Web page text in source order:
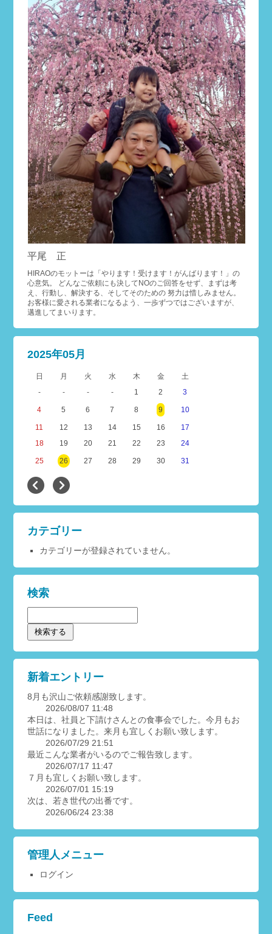
平尾 正
HIRAOのモットーは「やります！受けます！がんばります！」の
心意気。 どんなご依頼にも決してNOのご回答をせず、まずは考
え、行動し、解決する、そしてそのための 努力は惜しみません。
お客様に愛される業者になるよう、一歩ずつではございますが、
邁進してまいります。
2025年05月
日 月 火 水 木 金
土
-
- - - 1 2 3
4 5 6 7 8 9 10
11 12 13 14 15 16
17
18
19 20 21 22 23 24
25 26 27 28 29 30 31
カテゴリー
カテゴリーが登録されていません。
検索
新着エントリー
8月も沢山ご依頼感謝致します。
2026/08/07 11:48
本日は、社員と下請けさんとの食事会でした。今月もお
世話になりました。来月も宜しくお願い致します。
2026/07/29 21:51
最近こんな業者がいるのでご報告致します。
2026/07/17 11:47
７月も宜しくお願い致します。
2026/07/01 15:19
次は、若き世代の出番です。
2026/06/24 23:38
管理人メニュー
ログイン
Feed